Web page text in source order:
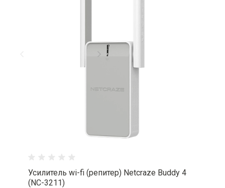
Усилитель wi-fi (репитер) Netcraze Buddy 4
(NC-3211)